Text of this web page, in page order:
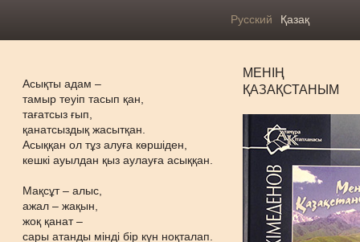
Русский Қазақ
Асықты адам –
тамыр теуіп тасып қан,
тағатсыз ғып,
қанатсыздық жасытқан.
Асыққан ол тұз алуға көршіден,
кешкі ауылдан қыз аулауға асыққан.
Мақсұт – алыс,
ажал – жақын,
жоқ қанат –
сары атанды мінді бір күн ноқталап.
МЕНІҢ
ҚАЗАҚСТАНЫМ